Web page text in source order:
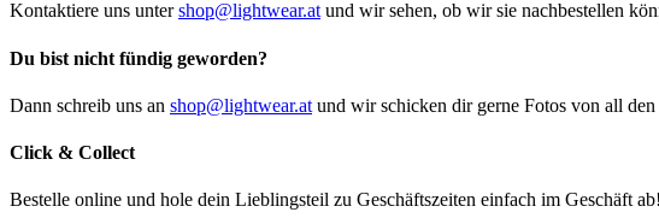
Kontaktiere uns untershop@lightwear.at und wir sehen, ob wir sie nachbestellen
Du bist nicht fündig geworden?
Dann schreib uns an shop@lightwear.at und wir schicken dir gerne Fotos von all
Click & Collect
Bestelle online und hole dein Lieblingsteil zu Geschäftszeiten einfach im Geschäft ab!